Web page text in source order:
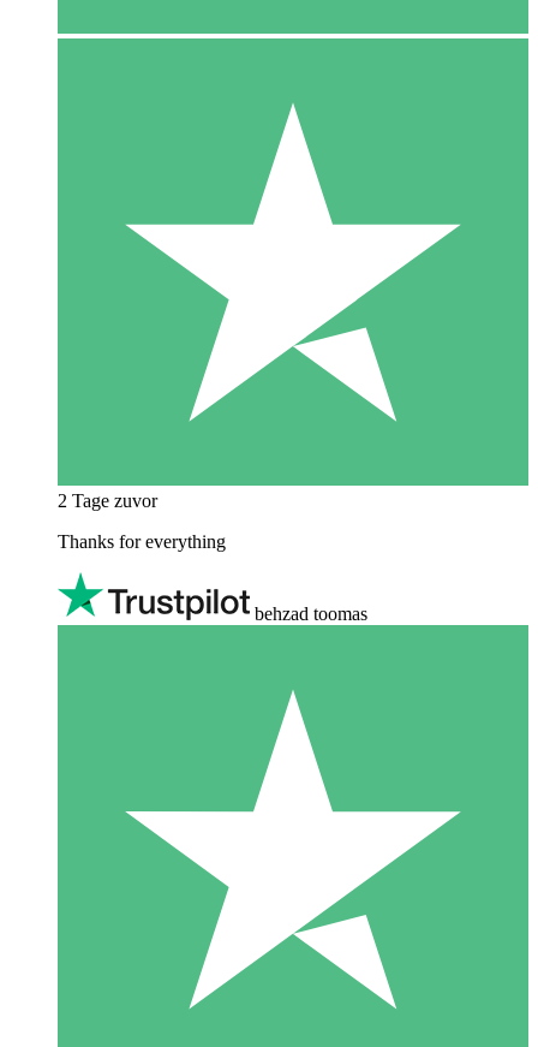
2 Tage zuvor
Thanks for everything
behzad toomas